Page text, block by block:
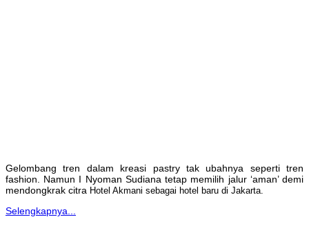
Gelombang tren dalam kreasi pastry tak ubahnya seperti tren
fashion. Namun I Nyoman Sudiana tetap memilih jalur ‘aman’ demi
mendongkrak citra Hotel Akmani sebagai hotel baru di Jakarta.
Selengkapnya...